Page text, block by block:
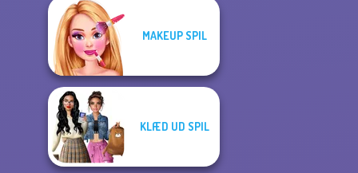
MAKEUP SPIL
KLÆD UD SPIL